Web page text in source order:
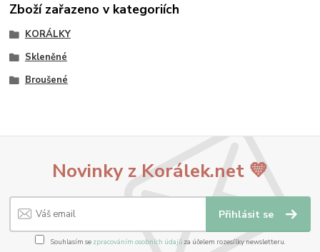
Zboží zařazeno v kategoriích
KORÁLKY
Skleněné
Broušené
Novinky z Korálek.net 💛
Přihlásit se
Souhlasím se zpracováním osobních údajůza účelem rozesílky newsletteru.